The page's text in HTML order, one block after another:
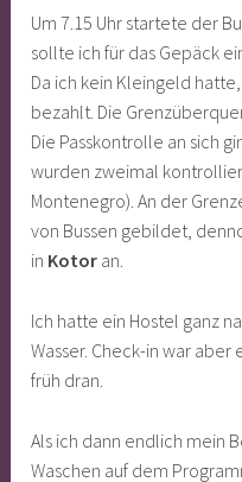
Um 7.15 Uhr startete der
sollte ich für das Gepäck
Da ich kein Kleingeld
bezahlt. Die
Die Passkontrolle an sich
wurden zweimal
Montenegro). An der
von Bussen gebildet,
in Kotor an.
Ich hatte ein Hostel ganz
Wasser. Check-in war
früh dran.
Als ich dann endlich mein
Waschen auf dem